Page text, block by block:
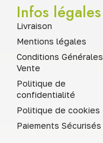
Infos légales
Livraison
Mentions légales
Conditions
Vente
Politique de
confidentialité
Politique de cookies
Paiements Sécurisés